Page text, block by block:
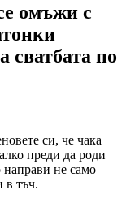
омъжи с
по
си, че чака
преди да роди
не само
в тъч.